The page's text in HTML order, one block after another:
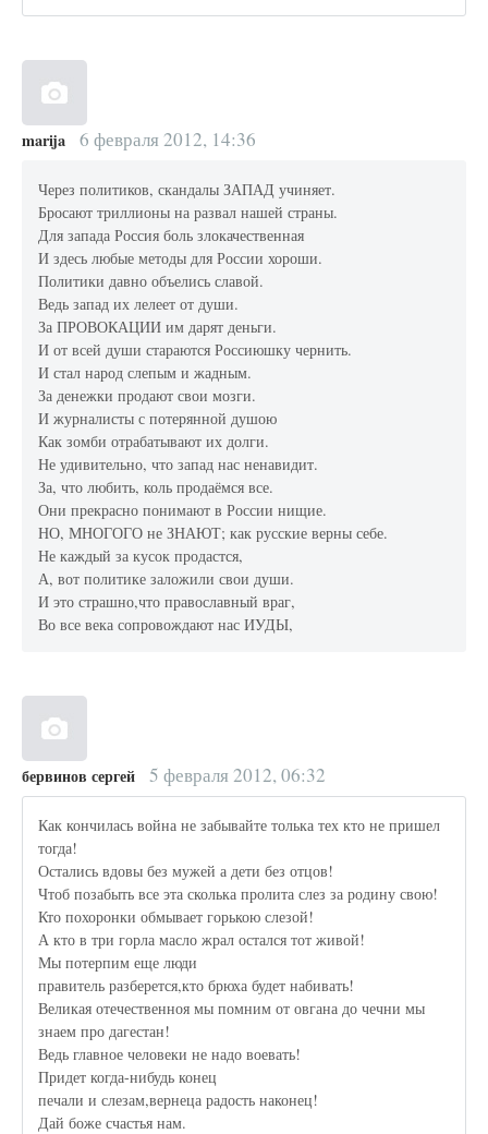
marija 6 февраля 2012, 14:36
Через политиков, скандалы ЗАПАД учиняет.
Бросают триллионы на развал нашей страны.
Для запада Россия боль злокачественная
И здесь любые методы для России хороши.
Политики давно объелись славой.
Ведь запад их лелеет от души.
За ПРОВОКАЦИИ им дарят деньги.
И от всей души стараются Россиюшку чернить.
И стал народ слепым и жадным.
За денежки продают свои мозги.
И журналисты с потерянной душою
Как зомби отрабатывают их долги.
Не удивительно, что запад нас ненавидит.
За, что любить, коль продаёмся все.
Они прекрасно понимают в России нищие.
НО, МНОГОГО не ЗНАЮТ; как русские верны себе.
Не каждый за кусок продастся,
А, вот политике заложили свои души.
И это страшно,что православный враг,
Во все века сопровождают нас ИУДЫ,
бервинов сергей 5 февраля 2012, 06:32
Как кончилась война не забывайте толька тех кто не пришел
тогда!
Остались вдовы без мужей а дети без отцов!
Чтоб позабыть все эта сколька пролита слез за родину свою!
Кто похоронки обмывает горькою слезой!
А кто в три горла масло жрал остался тот живой!
Мы потерпим еще люди
правитель разберется,кто брюха будет набивать!
Великая отечественноя мы помним от овгана до чечни мы
знаем про дагестан!
Ведь главное человеки не надо воевать!
Придет когда-нибудь конец
печали и слезам,вернеца радость наконец!
Дай боже счастья нам.